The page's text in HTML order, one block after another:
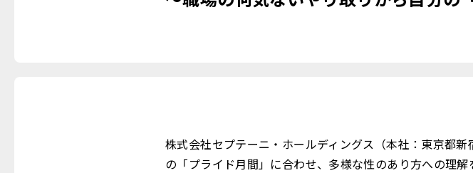
株式会社セプテーニ・ホールディングス（本社：東京都
の「プライド月間」に合わせ、多様な性のあり方への理